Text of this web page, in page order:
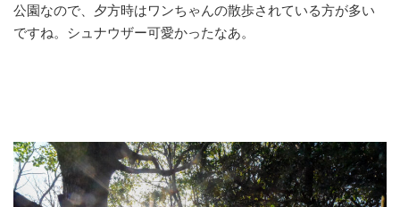
公園なので、夕方時はワンちゃんの散歩されている方が多い
ですね。シュナウザー可愛かったなあ。